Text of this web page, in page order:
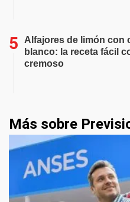
Alfajores de limón con
blanco: la receta fácil
cremoso
Más sobre